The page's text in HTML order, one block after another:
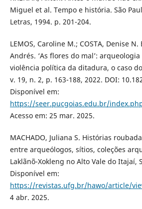
Miguel et al. Tempo e história. São
Letras, 1994. p. 201-204.
LEMOS, Caroline M.; COSTA, Denise N.
Andrés. ‘As flores do mal’:
violência política da ditadura, o caso
v. 19, n. 2, p. 163-188, 2022. DOI:
Disponível em:
https://seer.pucgoias.edu.br/
Acesso em: 25 mar. 2025.
MACHADO, Juliana S. Histórias
entre arqueólogos, sítios, coleções
Laklãnõ-Xokleng no Alto Vale do Itajaí,
Disponível em:
https://revistas.ufg.br/hawo/article/
4 abr. 2025.